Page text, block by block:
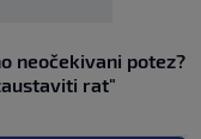
neočekivani potez?
rat"